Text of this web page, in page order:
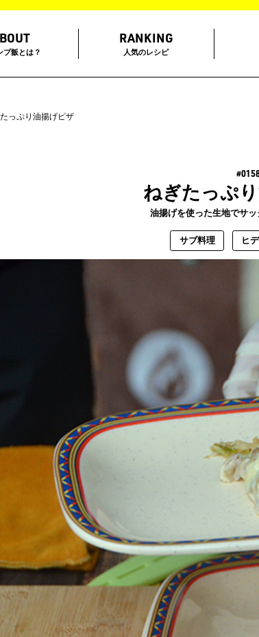
プ飯とは？
RANKING
人気のレシピ
っぷり油揚げピザ
ねぎたっぷ
油揚げを使った生地でサッ
サブ料理 ヒ